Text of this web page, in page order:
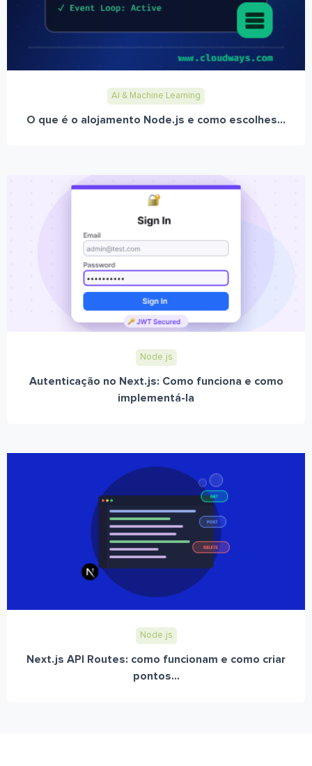
AI & Machine Learning
O que é o alojamento Node.js e como escolhes...
Node.js
Autenticação no Next.js: Como funciona e como
implementá-la
Node.js
Next.js API Routes: como funcionam e como criar
pontos...